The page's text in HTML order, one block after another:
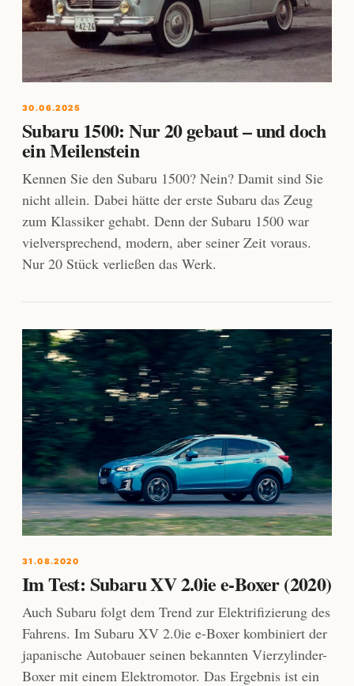
30.06.2025
Subaru 1500: Nur 20 gebaut – und doch
ein Meilenstein
Kennen Sie den Subaru 1500? Nein? Damit sind Sie
nicht allein. Dabei hätte der erste Subaru das Zeug
zum Klassiker gehabt. Denn der Subaru 1500 war
vielversprechend, modern, aber seiner Zeit voraus.
Nur 20 Stück verließen das Werk.
31.08.2020
Im Test: Subaru XV 2.0ie e-Boxer (2020)
Auch Subaru folgt dem Trend zur Elektrifizierung des
Fahrens. Im Subaru XV 2.0ie e-Boxer kombiniert der
japanische Autobauer seinen bekannten Vierzylinder-
Boxer mit einem Elektromotor. Das Ergebnis ist ein